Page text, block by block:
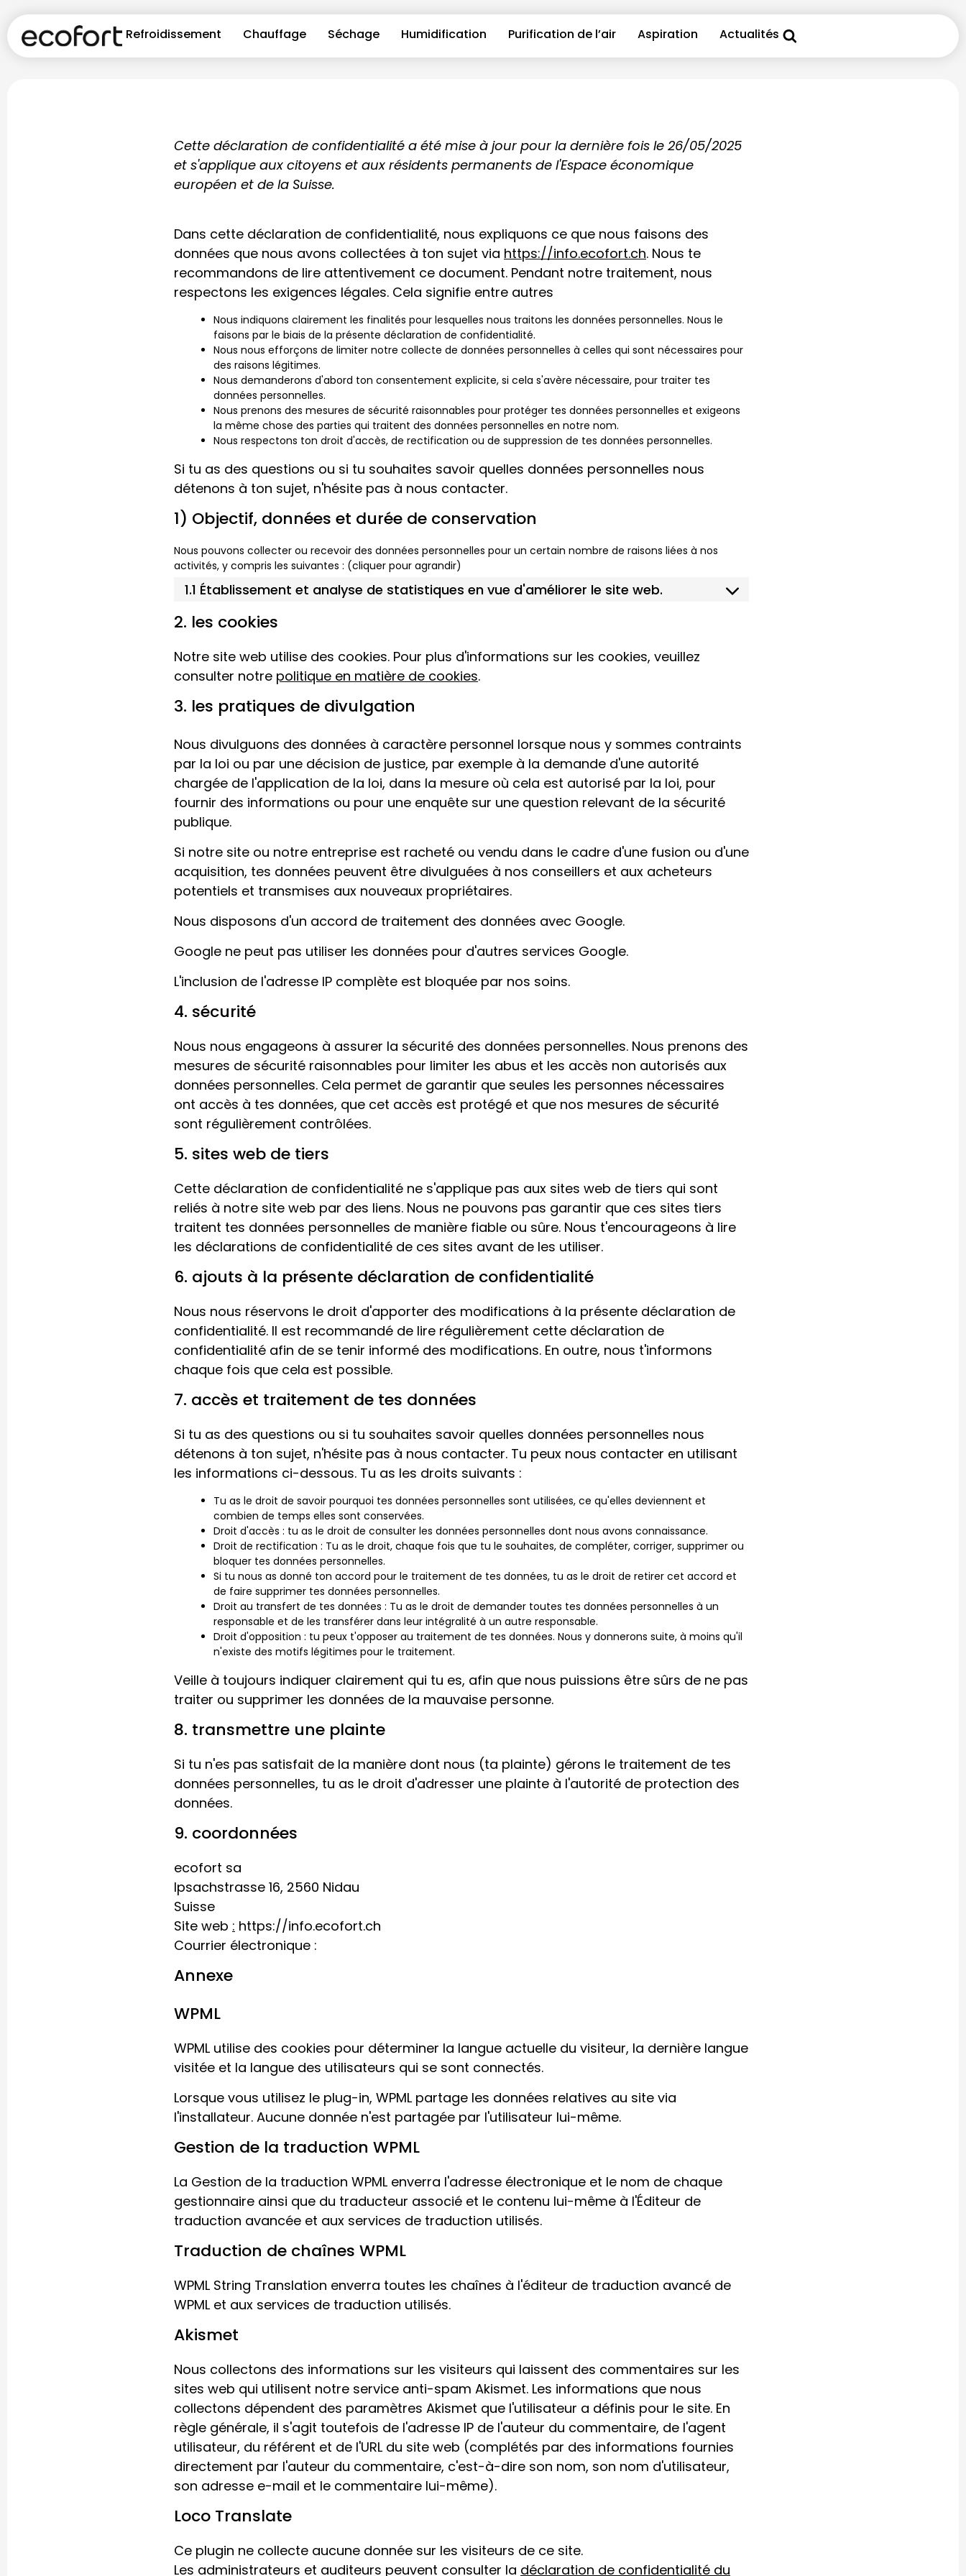
Refroidissement Chauffage Séchage Humidification Purification de l’air Aspiration Actualités
Cette déclaration de confidentialité a été mise à jour pour la dernière fois le 26/05/2025
et s'applique aux citoyens et aux résidents permanents de l'Espace économique
européen et de la Suisse.
Dans cette déclaration de confidentialité, nous expliquons ce que nous faisons des
données que nous avons collectées à ton sujet via https://info.ecofort.ch. Nous te
recommandons de lire attentivement ce document. Pendant notre traitement, nous
respectons les exigences légales. Cela signifie entre autres
Nous indiquons clairement les finalités pour lesquelles nous traitons les données personnelles. Nous le
faisons par le biais de la présente déclaration de confidentialité.
Nous nous efforçons de limiter notre collecte de données personnelles à celles qui sont nécessaires pour
des raisons légitimes.
Nous demanderons d'abord ton consentement explicite, si cela s'avère nécessaire, pour traiter tes
données personnelles.
Nous prenons des mesures de sécurité raisonnables pour protéger tes données personnelles et exigeons
la même chose des parties qui traitent des données personnelles en notre nom.
Nous respectons ton droit d'accès, de rectification ou de suppression de tes données personnelles.
Si tu as des questions ou si tu souhaites savoir quelles données personnelles nous
détenons à ton sujet, n'hésite pas à nous contacter.
1) Objectif, données et durée de conservation
Nous pouvons collecter ou recevoir des données personnelles pour un certain nombre de raisons liées à nos
activités, y compris les suivantes : (cliquer pour agrandir)
1.1 Établissement et analyse de statistiques en vue d'améliorer le site web.
2. les cookies
Notre site web utilise des cookies. Pour plus d'informations sur les cookies, veuillez
consulter notre politique en matière de cookies.
3. les pratiques de divulgation
Nous divulguons des données à caractère personnel lorsque nous y sommes contraints
par la loi ou par une décision de justice, par exemple à la demande d'une autorité
chargée de l'application de la loi, dans la mesure où cela est autorisé par la loi, pour
fournir des informations ou pour une enquête sur une question relevant de la sécurité
publique.
Si notre site ou notre entreprise est racheté ou vendu dans le cadre d'une fusion ou d'une
acquisition, tes données peuvent être divulguées à nos conseillers et aux acheteurs
potentiels et transmises aux nouveaux propriétaires.
Nous disposons d'un accord de traitement des données avec Google.
Google ne peut pas utiliser les données pour d'autres services Google.
L'inclusion de l'adresse IP complète est bloquée par nos soins.
4. sécurité
Nous nous engageons à assurer la sécurité des données personnelles. Nous prenons des
mesures de sécurité raisonnables pour limiter les abus et les accès non autorisés aux
données personnelles. Cela permet de garantir que seules les personnes nécessaires
ont accès à tes données, que cet accès est protégé et que nos mesures de sécurité
sont régulièrement contrôlées.
5. sites web de tiers
Cette déclaration de confidentialité ne s'applique pas aux sites web de tiers qui sont
reliés à notre site web par des liens. Nous ne pouvons pas garantir que ces sites tiers
traitent tes données personnelles de manière fiable ou sûre. Nous t'encourageons à lire
les déclarations de confidentialité de ces sites avant de les utiliser.
6. ajouts à la présente déclaration de confidentialité
Nous nous réservons le droit d'apporter des modifications à la présente déclaration de
confidentialité. Il est recommandé de lire régulièrement cette déclaration de
confidentialité afin de se tenir informé des modifications. En outre, nous t'informons
chaque fois que cela est possible.
7. accès et traitement de tes données
Si tu as des questions ou si tu souhaites savoir quelles données personnelles nous
détenons à ton sujet, n'hésite pas à nous contacter. Tu peux nous contacter en utilisant
les informations ci-dessous. Tu as les droits suivants :
Tu as le droit de savoir pourquoi tes données personnelles sont utilisées, ce qu'elles deviennent et
combien de temps elles sont conservées.
Droit d'accès : tu as le droit de consulter les données personnelles dont nous avons connaissance.
Droit de rectification : Tu as le droit, chaque fois que tu le souhaites, de compléter, corriger, supprimer ou
bloquer tes données personnelles.
Si tu nous as donné ton accord pour le traitement de tes données, tu as le droit de retirer cet accord et
de faire supprimer tes données personnelles.
Droit au transfert de tes données : Tu as le droit de demander toutes tes données personnelles à un
responsable et de les transférer dans leur intégralité à un autre responsable.
Droit d'opposition : tu peux t'opposer au traitement de tes données. Nous y donnerons suite, à moins qu'il
n'existe des motifs légitimes pour le traitement.
Veille à toujours indiquer clairement qui tu es, afin que nous puissions être sûrs de ne pas
traiter ou supprimer les données de la mauvaise personne.
8. transmettre une plainte
Si tu n'es pas satisfait de la manière dont nous (ta plainte) gérons le traitement de tes
données personnelles, tu as le droit d'adresser une plainte à l'autorité de protection des
données.
9. coordonnées
ecofort sa
Ipsachstrasse 16, 2560 Nidau
Suisse
Site web : https://info.ecofort.ch
Courrier électronique :
Annexe
WPML
WPML utilise des cookies pour déterminer la langue actuelle du visiteur, la dernière langue
visitée et la langue des utilisateurs qui se sont connectés.
Lorsque vous utilisez le plug-in, WPML partage les données relatives au site via
l'installateur. Aucune donnée n'est partagée par l'utilisateur lui-même.
Gestion de la traduction WPML
La Gestion de la traduction WPML enverra l'adresse électronique et le nom de chaque
gestionnaire ainsi que du traducteur associé et le contenu lui-même à l'Éditeur de
traduction avancée et aux services de traduction utilisés.
Traduction de chaînes WPML
WPML String Translation enverra toutes les chaînes à l'éditeur de traduction avancé de
WPML et aux services de traduction utilisés.
Akismet
Nous collectons des informations sur les visiteurs qui laissent des commentaires sur les
sites web qui utilisent notre service anti-spam Akismet. Les informations que nous
collectons dépendent des paramètres Akismet que l'utilisateur a définis pour le site. En
règle générale, il s'agit toutefois de l'adresse IP de l'auteur du commentaire, de l'agent
utilisateur, du référent et de l'URL du site web (complétés par des informations fournies
directement par l'auteur du commentaire, c'est-à-dire son nom, son nom d'utilisateur,
son adresse e-mail et le commentaire lui-même).
Loco Translate
Ce plugin ne collecte aucune donnée sur les visiteurs de ce site.
Les administrateurs et auditeurs peuvent consulter la déclaration de confidentialité du